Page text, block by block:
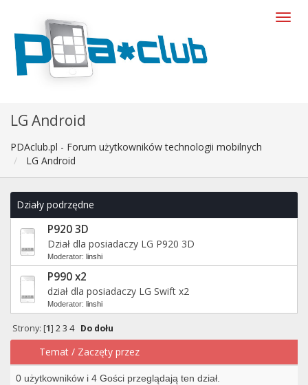
LG Android
PDAclub.pl - Forum użytkowników technologii mobilnych
LG Android
Działy podrzędne
P920 3D
Dział dla posiadaczy LG P920 3D
Moderator: linshi
P990 x2
dział dla posiadaczy LG Swift x2
Moderator: linshi
Strony: [1] 2 3 4 Do dołu
Temat / Zaczęty przez
0 użytkowników i 4 Gości przeglądają ten dział.